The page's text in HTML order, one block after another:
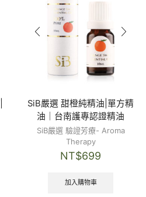
SiB嚴選 甜橙純精油|單方精
油｜台南護專認證精油
SiB嚴選 驗證芳療- Aroma
Therapy
NT$699
加入購物車